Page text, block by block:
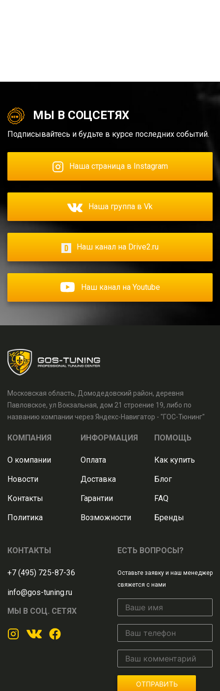
МЫ В СОЦСЕТЯХ
Подписывайтесь и будьте в курсе последних событий.
Наша страница в Instagram
Наша группа в Vk
Наш канал на Drive2.ru
Наш канал на Youtube
Московская область, Домодедовский район, деревня
Павловское, ул Вокзальная, дом 21 строение 19, либо по
названию компании через Яндекс-Навигатор - "ГОС-Тюнинг"
КОМПАНИЯ
О компании
Новости
Контакты
Политика
ИНФОРМАЦИЯ
Оплата
Доставка
Гарантии
Возможности
ПОМОЩЬ
Как купить
Блог
FAQ
Бренды
КОНТАКТЫ
+7 (495) 725-87-36
info@gos-tuning.ru
МЫ В СОЦ. СЕТЯХ
ЕСТЬ ВОПРОСЫ?
Оставьте заявку и наш менеджер
свяжется с нами
ОТПРАВИТЬ